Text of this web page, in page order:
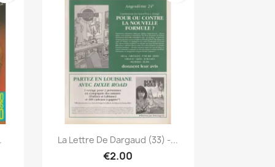
Quick view
La Lettre De Dargaud (33) -...
€2.00